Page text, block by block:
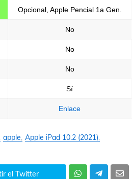
Opcional, Apple Pencial 1a Gen.
No
No
No
Sí
Enlace
apple Apple iPad 10.2 (2021)
el Twitter